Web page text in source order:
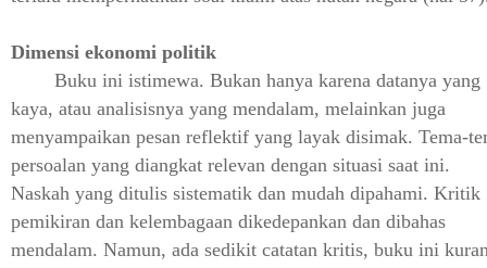
Dimensi ekonomi politik
Buku ini istimewa. Bukan hanya karena datanya yang
kaya, atau analisisnya yang mendalam, melainkan juga
menyampaikan pesan reflektif yang layak disimak. Tema-
persoalan yang diangkat relevan dengan situasi saat ini.
Naskah yang ditulis sistematik dan mudah dipahami. Kritik
pemikiran dan kelembagaan dikedepankan dan dibahas
mendalam. Namun, ada sedikit catatan kritis, buku ini